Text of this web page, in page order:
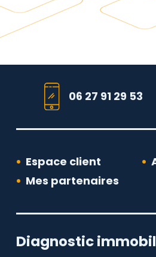
06 27 91 29 53
Espace client
Mes partenaires
Diagnostic